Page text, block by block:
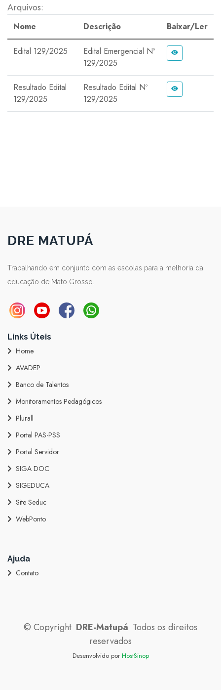
Arquivos:
Nome Descrição Baixar/Ler
Edital 129/2025
Edital Emergencial Nº
129/2025
Resultado Edital
129/2025
Resultado Edital Nº
129/2025
DRE MATUPÁ
Trabalhando em conjunto com as escolas para a melhoria da
educação de Mato Grosso.
Links Úteis
Home
AVADEP
Banco de Talentos
Monitoramentos Pedagógicos
Plurall
Portal PAS-PSS
Portal Servidor
SIGA DOC
SIGEDUCA
Site Seduc
WebPonto
Ajuda
Contato
© Copyright DRE-Matupá Todos os direitos
reservados
Desenvolvido por HostSinop